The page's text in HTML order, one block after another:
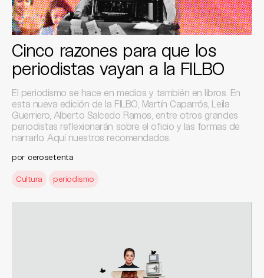
Cinco razones para que los
periodistas vayan a la FILBO
El periodismo se hace en medios y también en libros. En
esta nueva edición de la FILBO, Martín Caparrós, Leila
Guerriero, Alberto Salcedo Ramos, entre otros grandes
periodistas reflexionarán sobre el oficio y las formas de
narrarlo. Aquí nuestros recomendados.
por cerosetenta
Cultura periodismo